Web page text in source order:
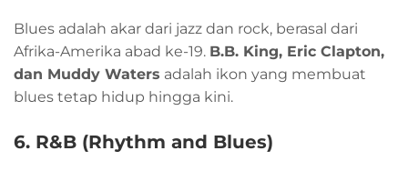
Blues adalah akar dari jazz dan rock, berasal dari
Afrika-Amerika abad ke-19. B.B. King, Eric Clapton,
dan Muddy Waters adalah ikon yang membuat
blues tetap hidup hingga kini.
6. R&B (Rhythm and Blues)